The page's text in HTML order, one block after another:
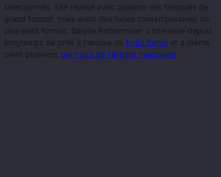
sélectionnés. Elle réalise avec passion des fresques de
grand format, mais aussi des toiles contemporaines de
plus petit format. Sibylle Rettenmaier s'intéresse depuis
longtemps de près à l'œuvre de Frida Kahlo et a même
peint plusieurs portraits de l'artiste mexicaine.